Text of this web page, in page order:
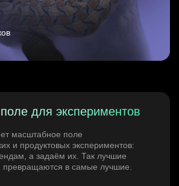
для экспериментов
масштабное поле
и продуктовых экспериментов:
а задаём их. Так лучшие
превращаются в самые лучшие.